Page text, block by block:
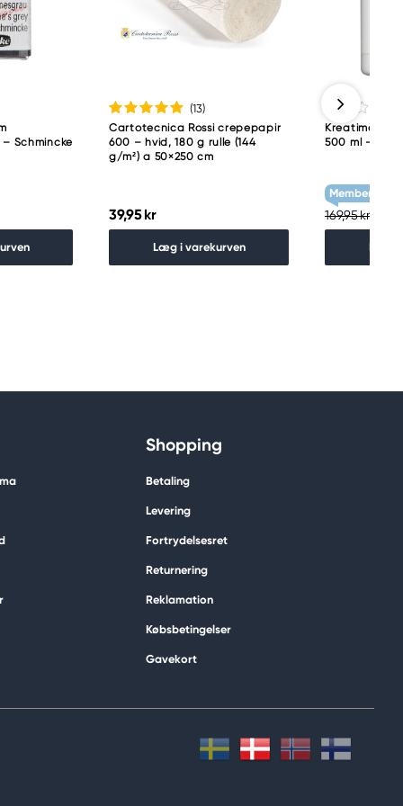
Schmincke
(13)
Cartotecnica Rossi crepepapir
600 – hvid, 180 g rulle (144
g/m²) a 50×250 cm
39,95 kr
Læg i varekurven
Kreatima
500 ml –
Member Treat
169,95 kr
Læg i
Shopping
Betaling
Levering
Fortrydelsesret
Returnering
Reklamation
Købsbetingelser
Gavekort